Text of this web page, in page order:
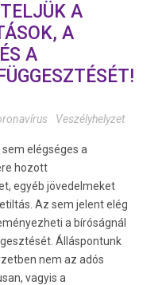
A
A
A
Veszélyhelyzet
elégséges a
hozott
egyéb jövedelmeket
Az sem jelent elég
a bíróságnál
Álláspontunk
nem az adós
vagyis a